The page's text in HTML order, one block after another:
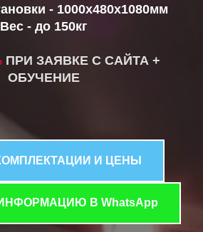
- 1000х480х1080мм
Вес - до 150кг
ПРИ ЗАЯВКЕ С САЙТА +
ОБУЧЕНИЕ
И ЦЕНЫ
В WhatsApp